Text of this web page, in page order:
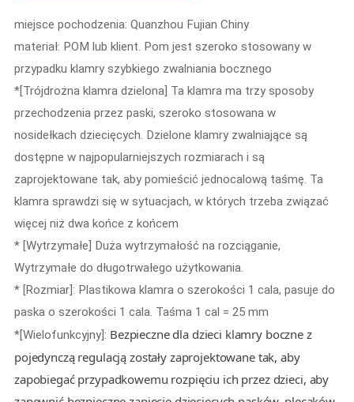
miejsce pochodzenia: Quanzhou Fujian Chiny
materiał: POM lub klient. Pom jest szeroko stosowany w
przypadku klamry szybkiego zwalniania bocznego
*[Trójdrożna klamra dzielona] Ta klamra ma trzy sposoby
przechodzenia przez paski, szeroko stosowana w
nosidełkach dziecięcych. Dzielone klamry zwalniające są
dostępne w najpopularniejszych rozmiarach i są
zaprojektowane tak, aby pomieścić jednocalową taśmę. Ta
klamra sprawdzi się w sytuacjach, w których trzeba związać
więcej niż dwa końce z końcem
* [Wytrzymałe] Duża wytrzymałość na rozciąganie,
Wytrzymałe do długotrwałego użytkowania.
* [Rozmiar]: Plastikowa klamra o szerokości 1 cala, pasuje do
paska o szerokości 1 cala. Taśma 1 cal = 25 mm
*[Wielofunkcyjny]: Bezpieczne dla dzieci klamry boczne z
pojedynczą regulacją zostały zaprojektowane tak, aby
zapobiegać przypadkowemu rozpięciu ich przez dzieci, aby